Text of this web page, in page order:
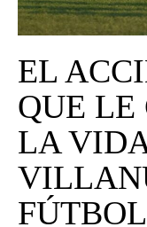
CAD
EL
QUE
LA